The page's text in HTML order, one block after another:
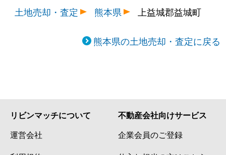
土地売却・査定
熊本県 上益城郡益城町
熊本県の土地売却・査定に戻る
リビンマッチについて
運営会社
不動産会社向けサービス
企業会員のご登録